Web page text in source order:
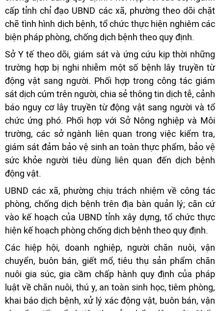
cấp tỉnh chỉ đạo UBND các xã, phường theo dõi chặt
chẽ tình hình dịch bệnh, tổ chức thực hiện nghiêm các
biện pháp phòng, chống dịch bệnh theo quy định.
Sở Y tế theo dõi, giám sát và ứng cứu kịp thời những
trường hợp bị nghi nhiễm một số bệnh lây truyền từ
động vật sang người. Phối hợp trong công tác giám
sát dịch cúm trên người, chia sẻ thông tin dịch tễ, cảnh
báo nguy cơ lây truyền từ động vật sang người và tổ
chức ứng phó. Phối hợp với Sở Nông nghiệp và Môi
trường, các sở ngành liên quan trong việc kiểm tra,
giám sát đảm bảo vệ sinh an toàn thực phẩm, bảo vệ
sức khỏe người tiêu dùng liên quan đến dịch bệnh
động vật.
UBND các xã, phường chịu trách nhiệm về công tác
phòng, chống dịch bệnh trên địa bàn quản lý; căn cứ
vào kế hoạch của UBND tỉnh xây dựng, tổ chức thực
hiện kế hoạch phòng chống dịch bệnh theo quy định.
Các hiệp hội, doanh nghiệp, người chăn nuôi, vận
chuyển, buôn bán, giết mổ, tiêu thụ sản phẩm chăn
nuôi gia súc, gia cầm chấp hành quy định của pháp
luật về chăn nuôi, thú y, an toàn sinh học, tiêm phòng,
khai báo dịch bệnh, xử lý xác động vật, buôn bán, vận